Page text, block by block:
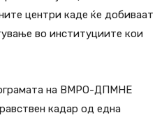
центри каде ќе добиваат
во институциите кои
на ВМРО-ДПМНЕ
кадар од една